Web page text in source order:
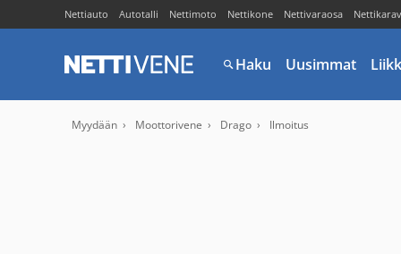
Nettiauto Autotalli Nettimoto Nettikone Nettivaraosa
Haku Uusimmat
Myydään Moottorivene Drago Ilmoitus